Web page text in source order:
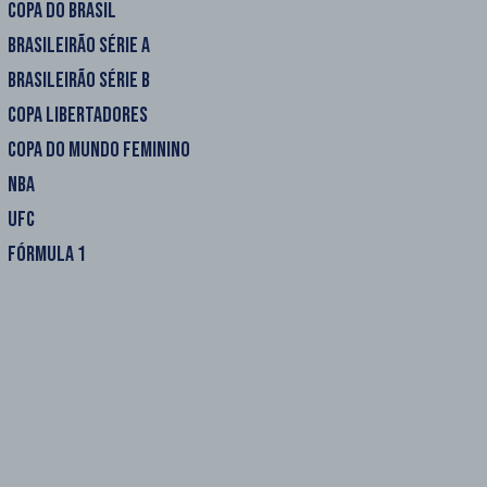
COPA DO BRASIL
BRASILEIRÃO SÉRIE A
BRASILEIRÃO SÉRIE B
COPA LIBERTADORES
COPA DO MUNDO FEMININO
NBA
UFC
FÓRMULA 1